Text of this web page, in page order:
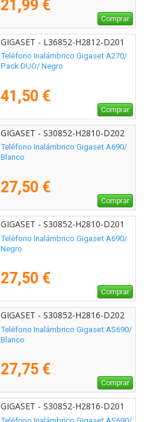
21,99 €
Comprar
GIGASET - L36852-H2812-D201
Teléfono Inalámbrico Gigaset A270/
Pack DUO/ Negro
41,50 €
Comprar
GIGASET - S30852-H2810-D202
Teléfono Inalámbrico Gigaset A690/
Blanco
27,50 €
Comprar
GIGASET - S30852-H2810-D201
Teléfono Inalámbrico Gigaset A690/
Negro
27,50 €
Comprar
GIGASET - S30852-H2816-D202
Teléfono Inalámbrico Gigaset AS690/
Blanco
27,75 €
Comprar
GIGASET - S30852-H2816-D201